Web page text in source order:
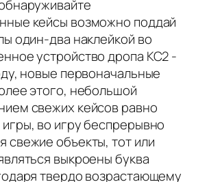
кейсы возможно поддай
один-два наклейкой во
устройство дропа КС2 -
новые первоначальные
этого, небольшой
свежих кейсов равно
во игру беспрерывно
свежие объекты, тот или
выкроены буква
твердо возрастающему